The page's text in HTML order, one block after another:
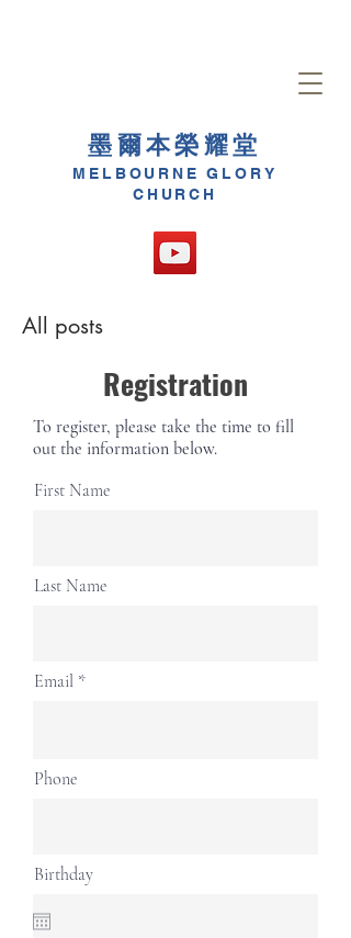
墨爾本榮耀堂
MELBOURNE GLORY
CHURCH
All posts
Registration
To register, please take the time to fill
out the information below.
First Name
Last Name
Email
Phone
Birthday